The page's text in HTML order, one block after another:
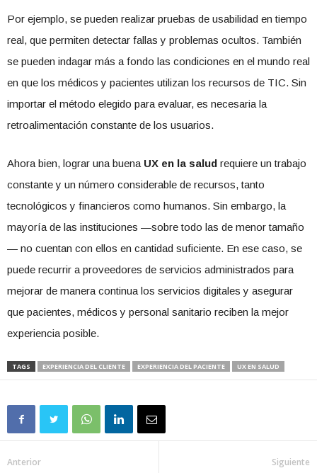
Por ejemplo, se pueden realizar pruebas de usabilidad en tiempo
real, que permiten detectar fallas y problemas ocultos. También
se pueden indagar más a fondo las condiciones en el mundo real
en que los médicos y pacientes utilizan los recursos de TIC. Sin
importar el método elegido para evaluar, es necesaria la
retroalimentación constante de los usuarios.
Ahora bien, lograr una buena UX en la salud requiere un trabajo
constante y un número considerable de recursos, tanto
tecnológicos y financieros como humanos. Sin embargo, la
mayoría de las instituciones —sobre todo las de menor tamaño
— no cuentan con ellos en cantidad suficiente. En ese caso, se
puede recurrir a proveedores de servicios administrados para
mejorar de manera continua los servicios digitales y asegurar
que pacientes, médicos y personal sanitario reciben la mejor
experiencia posible.
TAGS EXPERIENCIA DEL CLIENTE EXPERIENCIA DEL PACIENTE UX EN SALUD
Anterior Siguiente